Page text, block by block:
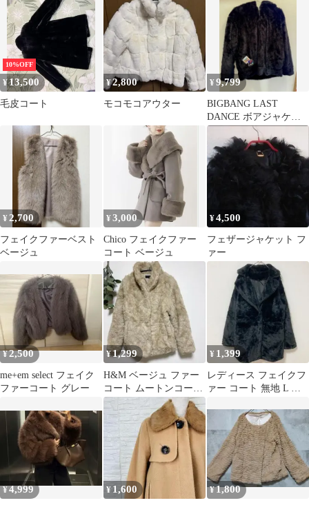
10%OFF
¥13,500
毛皮コート
¥2,800
モコモコアウター
¥9,799
BIGBANG LAST
DANCE ボアジャケッ
ト ブラック M
¥ 2,700
フェイクファーベスト
ベージュ
¥3,000
Chico フェイクファー
コート ベージュ
¥4,500
フェザージャケット フ
ァー
¥2,500
me+em select フェイク
ファーコート グレー
¥1,299
H&M ベージュ ファー
コート ムートンコート
モコモコ ファーコート
ジャケット
¥ 1,399
レディース フェイクフ
ァー コート 無地 L 黒
¥4,999 ¥ 1,600 ¥ 1,800